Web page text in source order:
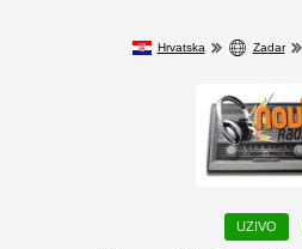
Hrvatska Zadar